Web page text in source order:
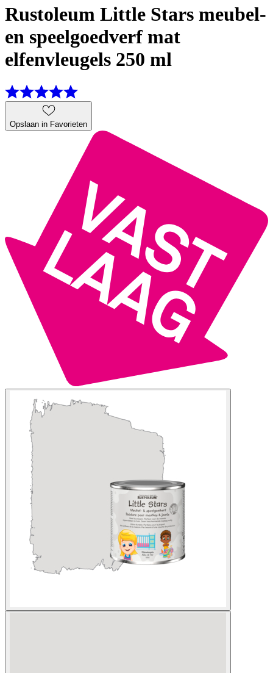
Rustoleum Little Stars meubel-
en speelgoedverf mat
elfenvleugels 250 ml
Opslaan in Favorieten